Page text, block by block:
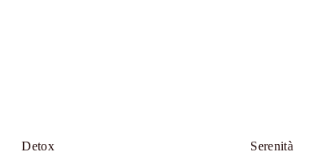
Detox Serenità